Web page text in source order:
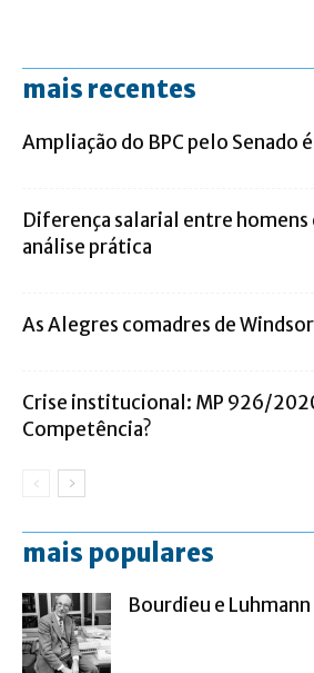
mais recentes
Ampliação do BPC pelo Senado
Diferença salarial entre
análise prática
As Alegres comadres de
Crise institucional: MP 926/
Competência?
mais populares
Bourdieu e